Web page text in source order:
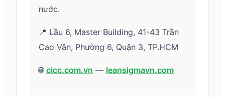
nước.
📍 Lầu 6, Master Building, 41-43 Trần
Cao Vân, Phường 6, Quận 3, TP.HCM
🌐 cicc.com.vn — leansigmavn.com